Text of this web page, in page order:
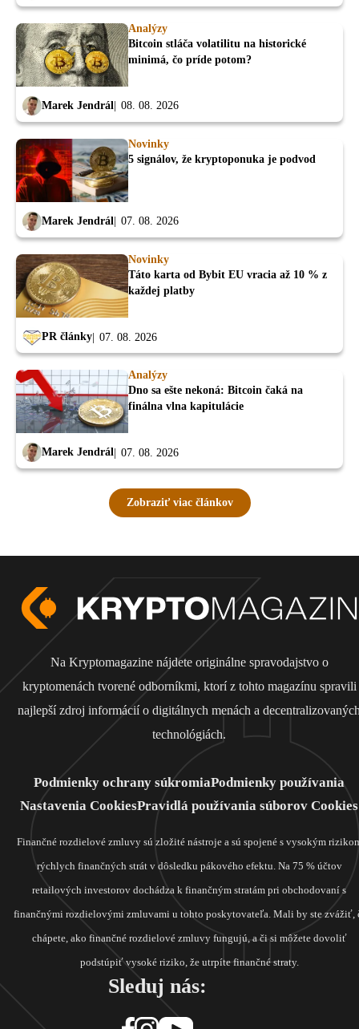
Analýzy
Bitcoin stláča volatilitu na historické
minimá, čo príde potom?
Marek Jendrál 08. 08. 2026
Novinky
5 signálov, že kryptoponuka je podvod
Marek Jendrál 07. 08. 2026
Novinky
Táto karta od Bybit EU vracia až 10 % z
každej platby
PR články 07. 08. 2026
Analýzy
Dno sa ešte nekoná: Bitcoin čaká na
finálna vlna kapitulácie
Marek Jendrál 07. 08. 2026
Zobraziť viac článkov
Na Kryptomagazine nájdete originálne spravodajstvo o
kryptomenách tvorené odborníkmi, ktorí z tohto magazínu spravili
najlepší zdroj informácií o digitálnych menách a
technológiách.
Podmienky ochrany súkromiaPodmienky používania
Nastavenia CookiesPravidlá používania súborov Cookies
Finančné rozdielové zmluvy sú zložité nástroje a sú spojené s vysokým
rýchlych finančných strát v dôsledku pákového efektu. Na 75 % účtov
retailových investorov dochádza k finančným stratám pri obchodovaní s
finančnými rozdielovými zmluvami u tohto poskytovateľa. Mali by ste zvážiť,
chápete, ako finančné rozdielové zmluvy fungujú, a či si môžete dovoliť
podstúpiť vysoké riziko, že utrpíte finančné straty.
Sleduj nás: